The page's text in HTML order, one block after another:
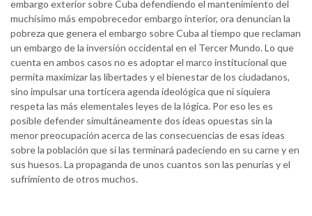
embargo exterior sobre Cuba defendiendo el mantenimiento del
muchísimo más empobrecedor embargo interior, ora denuncian la
pobreza que genera el embargo sobre Cuba al tiempo que reclaman
un embargo de la inversión occidental en el Tercer Mundo. Lo que
cuenta en ambos casos no es adoptar el marco institucional que
permita maximizar las libertades y el bienestar de los ciudadanos,
sino impulsar una torticera agenda ideológica que ni siquiera
respeta las más elementales leyes de la lógica. Por eso les es
posible defender simultáneamente dos ideas opuestas sin la
menor preocupación acerca de las consecuencias de esas ideas
sobre la población que sí las terminará padeciendo en su carne y en
sus huesos. La propaganda de unos cuantos son las penurias y el
sufrimiento de otros muchos.